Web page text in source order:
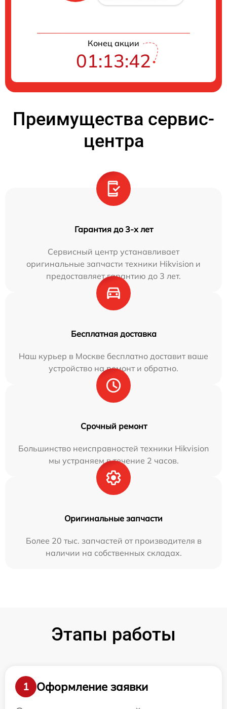
Конец акции
01:13:42
Преимущества сервис-
центра
Гарантия до 3-х лет
Сервисный центр устанавливает
оригинальные запчасти техники Hikvision и
предоставляет гарантию до 3 лет.
Бесплатная доставка
Наш курьер в Москве бесплатно доставит ваше
устройство на ремонт и обратно.
Срочный ремонт
Большинство неисправностей техники Hikvision
мы устраняем в течение 2 часов.
Оригинальные запчасти
Более 20 тыс. запчастей от производителя в
наличии на собственных складах.
Этапы работы
1
Оформление заявки